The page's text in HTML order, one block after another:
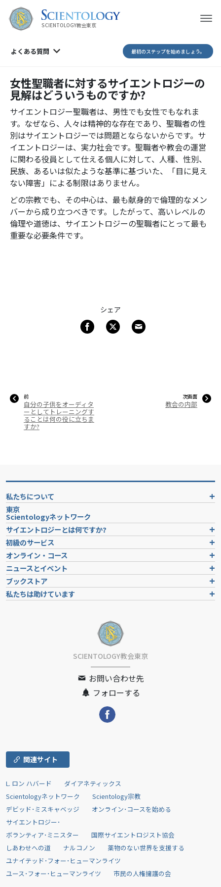
SCIENTOLOGY教会東京
よくある質問 最初のステップを始めましょう。
女性聖職者に対するサイエントロジーの
見解はどういうものですか?
サイエントロジー聖職者は、男性でも女性でもなれま
す。なぜなら、人々は精神的な存在であり、聖職者の性
別はサイエントロジーでは問題とならないからです。サ
イエントロジーは、実力社会です。聖職者や教会の運営
に関わる役員として仕える個人に対して、人種、性別、
民族、あるいは似たような基準に基づいた、「目に見え
ない障害」による制限はありません。
どの宗教でも、その中心は、最も献身的で倫理的なメン
バーから成り立つべきです。したがって、高いレベルの
倫理や道徳は、サイエントロジーの聖職者にとって最も
重要な必要条件です。
シェア
前
自分の子供をオーディタ
ーとしてトレーニングす
ることは何の役に立ちま
すか?
次画面
教会の内部
私たちについて
東京
Scientologyネットワーク
サイエントロジーとは何ですか?
初級のサービス
オンライン・コース
ニュースとイベント
ブックストア
私たちは助けています
SCIENTOLOGY教会東京
お問い合わせ先
フォローする
関連サイト
L. ロン ハバード
ダイアネティックス
Scientologyネットワーク
Scientology宗教
デビッド･ミスキャベッジ
オンライン･コースを始める
サイエントロジー･
ボランティア･ミニスター
国際サイエントロジスト協会
しあわせへの道
ナルコノン
薬物のない世界を支援する
ユナイテッド･フォー･ヒューマンライツ
ユース･フォー･ヒューマンライツ
市民の人権擁護の会